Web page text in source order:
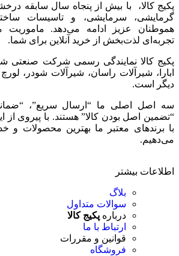
پکیج کالا، با بیش از پنجاه سال سابقه
گرمایشی، سرمایشی، و تاسیسات
هموطنان عزیز ادامه می‌دهد. ماموریت
تجربه‌ای لذت‌بخش از خرید آنلاین برای شما.
پکیج کالا نمایندگی رسمی شرکت صنعتی
ابارا، شیرآلات راسان، شیرآلات شودر،
دیگر است.
سه اصل اصلی ما “ارسال سریع”،
“تضمین اصل بودن کالا” هستند. با پیروی از
با برندهای معتبر ما بهترین محصولات و
می‌دهیم.
اطلاعات بیشتر
بلاگ
سوالات متداول
درباره پکیج کالا
ارتباط با ما
قوانین و مقررات
فروشگاه